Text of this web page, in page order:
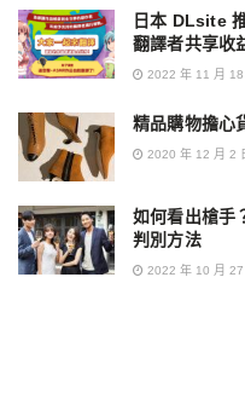
日本 DLsite
翻譯者共享收
2022 年 11 月 18
精品購物擔心
2020 年 12 月 2
如何看出槍手
判別方法
2022 年 10 月 27